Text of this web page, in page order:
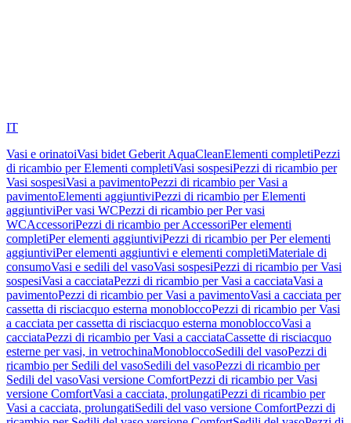
IT
Vasi e orinatoiVasi bidet Geberit AquaCleanElementi completiPezzi
di ricambio per Elementi completiVasi sospesiPezzi di ricambio per
Vasi sospesiVasi a pavimentoPezzi di ricambio per Vasi a
pavimentoElementi aggiuntiviPezzi di ricambio per Elementi
aggiuntiviPer vasi WCPezzi di ricambio per Per vasi
WCAccessoriPezzi di ricambio per AccessoriPer elementi
completiPer elementi aggiuntiviPezzi di ricambio per Per elementi
aggiuntiviPer elementi aggiuntivi e elementi completiMateriale di
consumoVasi e sedili del vasoVasi sospesiPezzi di ricambio per Vasi
sospesiVasi a cacciataPezzi di ricambio per Vasi a cacciataVasi a
pavimentoPezzi di ricambio per Vasi a pavimentoVasi a cacciata per
cassetta di risciacquo esterna monobloccoPezzi di ricambio per Vasi
a cacciata per cassetta di risciacquo esterna monobloccoVasi a
cacciataPezzi di ricambio per Vasi a cacciataCassette di risciacquo
esterne per vasi, in vetrochinaMonobloccoSedili del vasoPezzi di
ricambio per Sedili del vasoSedili del vasoPezzi di ricambio per
Sedili del vasoVasi versione ComfortPezzi di ricambio per Vasi
versione ComfortVasi a cacciata, prolungatiPezzi di ricambio per
Vasi a cacciata, prolungatiSedili del vaso versione ComfortPezzi di